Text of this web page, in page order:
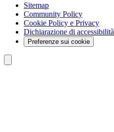
Sitemap
Community Policy
Cookie Policy e Privacy
Dichiarazione di accessibilità
Preferenze sui cookie